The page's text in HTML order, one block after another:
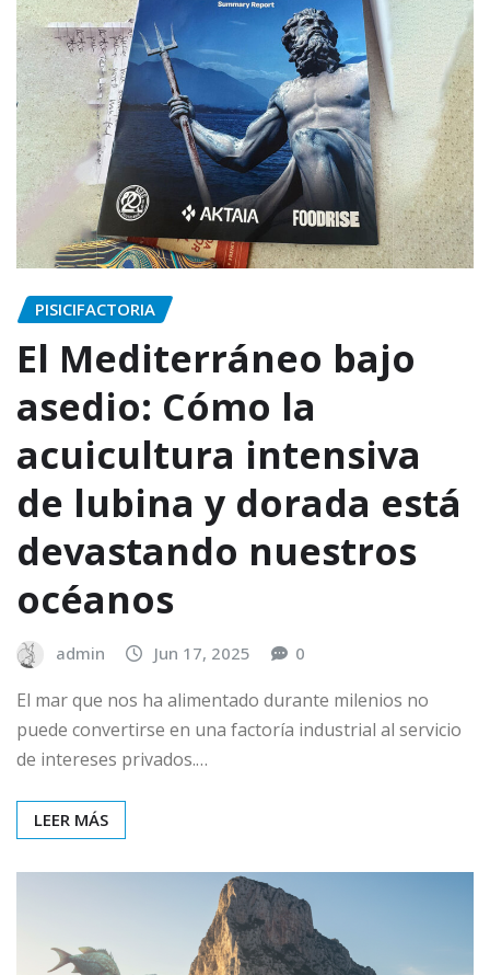
PISICIFACTORIA
El Mediterráneo bajo
asedio: Cómo la
acuicultura intensiva
de lubina y dorada está
devastando nuestros
océanos
admin Jun 17, 2025 0
El mar que nos ha alimentado durante milenios no
puede convertirse en una factoría industrial al servicio
de intereses privados.…
LEER MÁS